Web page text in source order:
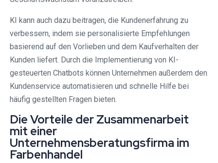
KI kann auch dazu beitragen, die Kundenerfahrung zu
verbessern, indem sie personalisierte Empfehlungen
basierend auf den Vorlieben und dem Kaufverhalten der
Kunden liefert. Durch die Implementierung von KI-
gesteuerten Chatbots können Unternehmen außerdem den
Kundenservice automatisieren und schnelle Hilfe bei
häufig gestellten Fragen bieten.
Die Vorteile der Zusammenarbeit
mit einer
Unternehmensberatungsfirma im
Farbenhandel